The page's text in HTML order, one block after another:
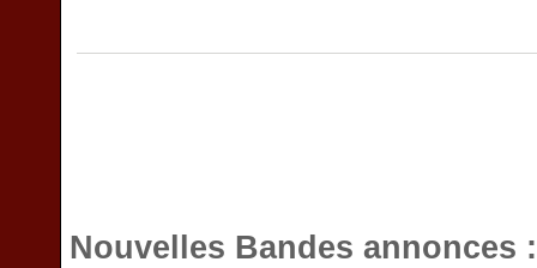
Nouvelles Bandes annonces